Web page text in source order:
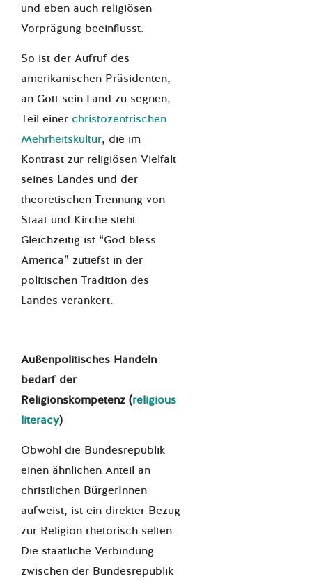
und eben auch religiösen
Vorprägung beeinflusst.
So ist der Aufruf des
amerikanischen Präsidenten,
an Gott sein Land zu segnen,
Teil einer christozentrischen
Mehrheitskultur, die im
Kontrast zur religiösen Vielfalt
seines Landes und der
theoretischen Trennung von
Staat und Kirche steht.
Gleichzeitig ist “God bless
America” zutiefst in der
politischen Tradition des
Landes verankert.
Außenpolitisches Handeln
bedarf der
Religionskompetenz (religious
literacy)
Obwohl die Bundesrepublik
einen ähnlichen Anteil an
christlichen BürgerInnen
aufweist, ist ein direkter Bezug
zur Religion rhetorisch selten.
Die staatliche Verbindung
zwischen der Bundesrepublik